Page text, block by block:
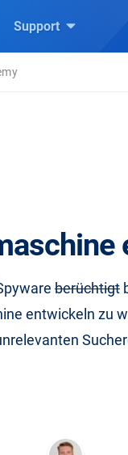
Support
berüchtigt
entwickeln zu